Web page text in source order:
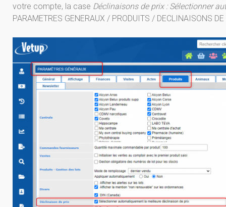
votre compte, la case Déclinaisons de prix : Sélectionner
PARAMETRES GENERAUX / PRODUITS / DECLINAISONS